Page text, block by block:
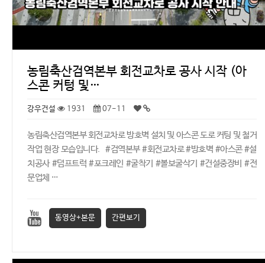
농림축산검역본부 회전교차로 공사 시작 (아
스콘 커텅 및…
강우건설 1931 07-11
농림축산검역본부 회전교차로 방호벽 설치 및 아스콘 도로 커팅 및 철거
작업 현장 모습입니다. #검역본부 #회전교차로 #방호벽 #아스콘 #설
치공사 #덤프트럭 #포크레인 #굴착기 #볼보굴삭기 #건설중장비 #전
문업체 …
동영상+본문 간편보기